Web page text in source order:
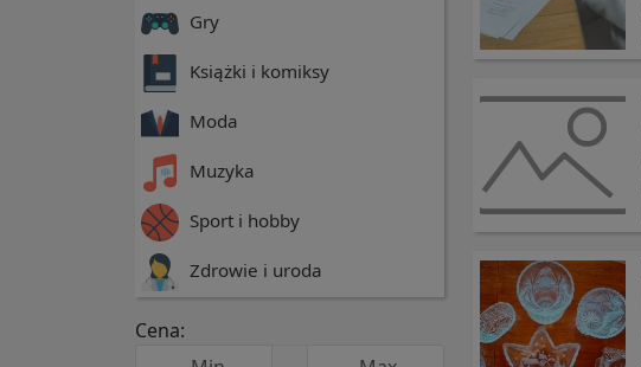
Gry
Książki i komiksy
Moda
Muzyka
Sport i hobby
Zdrowie i uroda
Cena: